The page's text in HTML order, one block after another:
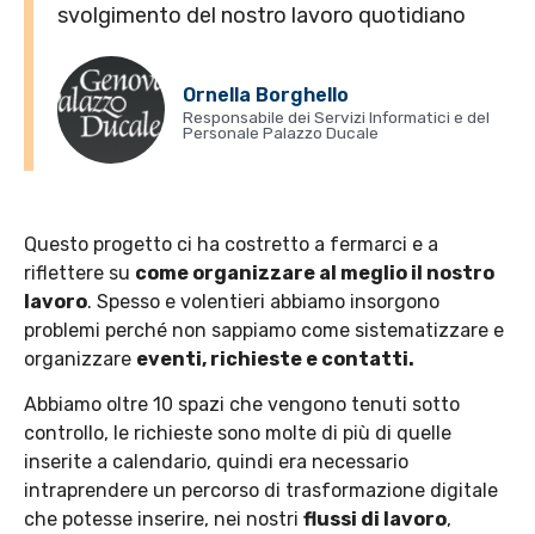
svolgimento del nostro lavoro quotidiano
Ornella Borghello
Responsabile dei Servizi Informatici e del
Personale Palazzo Ducale
Questo progetto ci ha costretto a fermarci e a
riflettere su come organizzare al meglio il nostro
lavoro. Spesso e volentieri abbiamo insorgono
problemi perché non sappiamo come sistematizzare e
organizzare eventi, richieste e contatti.
Abbiamo oltre 10 spazi che vengono tenuti sotto
controllo, le richieste sono molte di più di quelle
inserite a calendario, quindi era necessario
intraprendere un percorso di trasformazione digitale
che potesse inserire, nei nostri flussi di lavoro,